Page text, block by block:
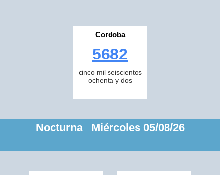
Cordoba
5682
cinco mil seiscientos
ochenta y dos
Nocturna Miércoles 05/08/26